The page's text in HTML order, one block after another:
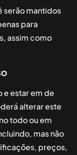
serão mantidos
para
assim como
e estar em de
alterar este
todo ou em
mas não
preços,